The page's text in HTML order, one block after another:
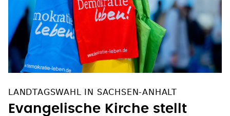
LANDTAGSWAHL IN SACHSEN-ANHALT
Evangelische Kirche stellt